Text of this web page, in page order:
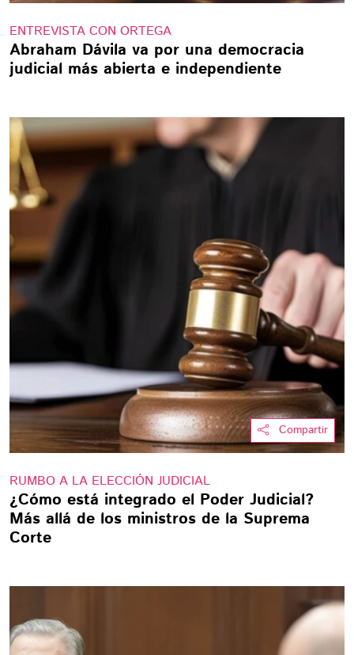
ENTREVISTA CON ORTEGA
Abraham Dávila va por una democracia
judicial más abierta e independiente
Compartir
RUMBO A LA ELECCIÓN JUDICIAL
¿Cómo está integrado el Poder Judicial?
Más allá de los ministros de la Suprema
Corte